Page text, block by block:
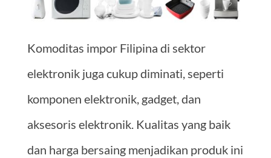
Komoditas impor Filipina di sektor
elektronik juga cukup diminati, seperti
komponen elektronik, gadget, dan
aksesoris elektronik. Kualitas yang baik
dan harga bersaing menjadikan produk ini